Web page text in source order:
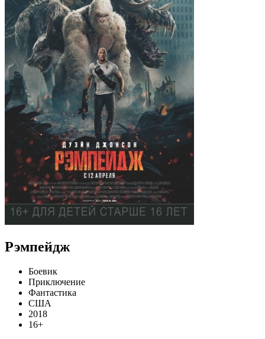
Рэмпейдж
Боевик
Приключение
Фантастика
США
2018
16+